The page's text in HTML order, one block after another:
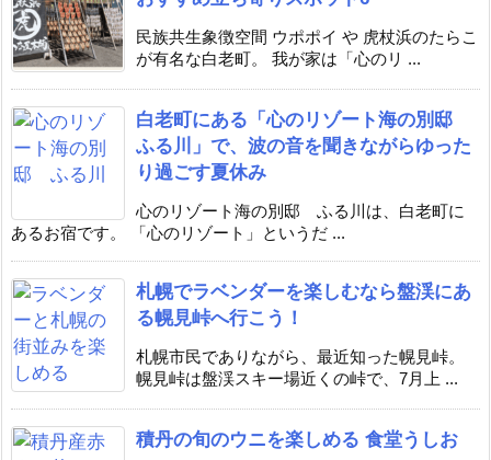
民族共生象徴空間 ウポポイ や 虎杖浜のたらこ
が有名な白老町。 我が家は「心のリ ...
白老町にある「心のリゾート海の別邸
ふる川」で、波の音を聞きながらゆった
り過ごす夏休み
心のリゾート海の別邸 ふる川は、白老町に
あるお宿です。 「心のリゾート」というだ ...
札幌でラベンダーを楽しむなら盤渓にあ
る幌見峠へ行こう！
札幌市民でありながら、最近知った幌見峠。
幌見峠は盤渓スキー場近くの峠で、7月上 ...
積丹の旬のウニを楽しめる 食堂うしお